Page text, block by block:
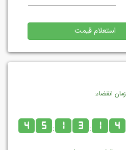
استعلام قیمت
زمان انقضاء:
4 5 : 1 3 : 1 4